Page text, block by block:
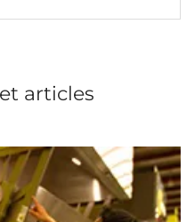
articles